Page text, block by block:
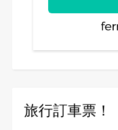
旅行訂車票！